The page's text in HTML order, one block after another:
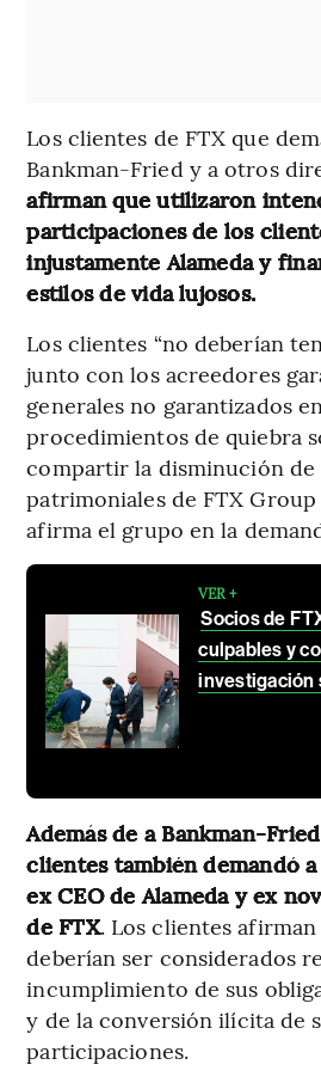
Los clientes de FTX que
Bankman-Fried y a otros
afirman que utilizaron
participaciones de los
injustamente Alameda y
estilos de vida lujosos.
Los clientes “no deberían
junto con los acreedores
generales no garantizados
procedimientos de quiebra
compartir la disminución de
patrimoniales de FTX Group
afirma el grupo en la
VER +
Socios de
culpables y
investigación
Además de a Bankman-
clientes también demandó
ex CEO de Alameda y ex
de FTX. Los clientes afirman
deberían ser considerados
incumplimiento de sus
y de la conversión ilícita de
participaciones.